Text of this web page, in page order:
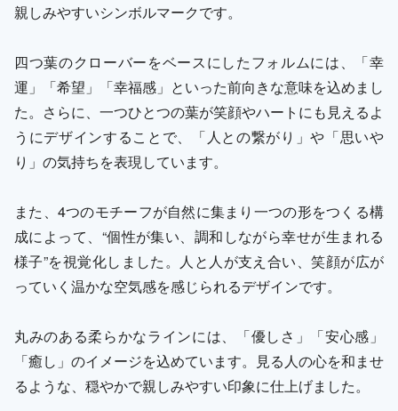
親しみやすいシンボルマークです。
四つ葉のクローバーをベースにしたフォルムには、「幸
運」「希望」「幸福感」といった前向きな意味を込めまし
た。さらに、一つひとつの葉が笑顔やハートにも見えるよ
うにデザインすることで、「人との繋がり」や「思いや
り」の気持ちを表現しています。
また、4つのモチーフが自然に集まり一つの形をつくる構
成によって、“個性が集い、調和しながら幸せが生まれる
様子”を視覚化しました。人と人が支え合い、笑顔が広が
っていく温かな空気感を感じられるデザインです。
丸みのある柔らかなラインには、「優しさ」「安心感」
「癒し」のイメージを込めています。見る人の心を和ませ
るような、穏やかで親しみやすい印象に仕上げました。